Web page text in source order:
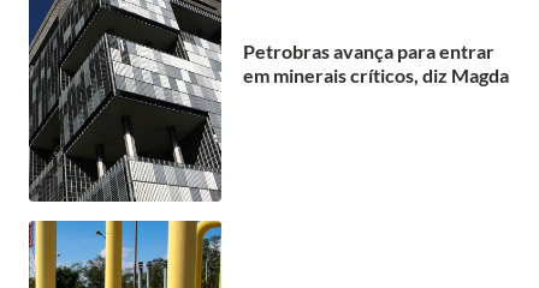
Petrobras avança para entrar
em minerais críticos, diz Magda